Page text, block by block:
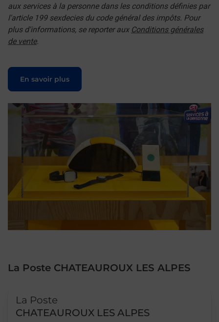
aux services à la personne dans les conditions définies par
l'article 199 sexdecies du code général des impôts. Pour
plus d'informations, se reporter aux Conditions générales
de vente.
En savoir plus
Le lien s'ouvre dans un nouvel onglet
La Poste CHATEAUROUX LES ALPES
La Poste
CHATEAUROUX LES ALPES